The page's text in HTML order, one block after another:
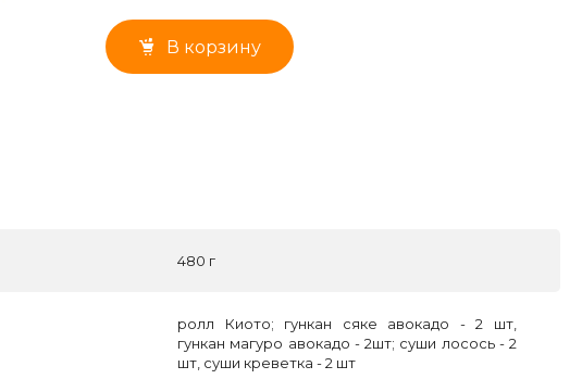
В корзину
480 г
ролл Киото; гункан сяке авокадо - 2 шт,
гункан магуро авокадо - 2шт; суши лосось - 2
шт, суши креветка - 2 шт